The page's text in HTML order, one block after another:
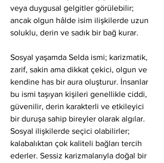
veya duygusal gelgitler görülebilir;
ancak olgun hâlde isim ilişkilerde uzun
soluklu, derin ve sadık bir bağ kurar.
Sosyal yaşamda Selda ismi; karizmatik,
zarif, sakin ama dikkat çekici, olgun ve
kendine has bir aura oluşturur. İnsanlar
bu ismi taşıyan kişileri genellikle ciddi,
güvenilir, derin karakterli ve etkileyici
bir duruşa sahip bireyler olarak algılar.
Sosyal ilişkilerde seçici olabilirler;
kalabalıktan çok kaliteli bağları tercih
ederler. Sessiz karizmalarıyla doğal bir